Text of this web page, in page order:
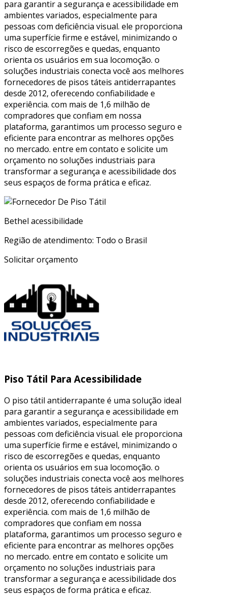
para garantir a segurança e acessibilidade em
ambientes variados, especialmente para
pessoas com deficiência visual. ele proporciona
uma superfície firme e estável, minimizando o
risco de escorregões e quedas, enquanto
orienta os usuários em sua locomoção. o
soluções industriais conecta você aos melhores
fornecedores de pisos táteis antiderrapantes
desde 2012, oferecendo confiabilidade e
experiência. com mais de 1,6 milhão de
compradores que confiam em nossa
plataforma, garantimos um processo seguro e
eficiente para encontrar as melhores opções
no mercado. entre em contato e solicite um
orçamento no soluções industriais para
transformar a segurança e acessibilidade dos
seus espaços de forma prática e eficaz.
Bethel acessibilidade
Região de atendimento: Todo o Brasil
Solicitar orçamento
Piso Tátil Para Acessibilidade
O piso tátil antiderrapante é uma solução ideal
para garantir a segurança e acessibilidade em
ambientes variados, especialmente para
pessoas com deficiência visual. ele proporciona
uma superfície firme e estável, minimizando o
risco de escorregões e quedas, enquanto
orienta os usuários em sua locomoção. o
soluções industriais conecta você aos melhores
fornecedores de pisos táteis antiderrapantes
desde 2012, oferecendo confiabilidade e
experiência. com mais de 1,6 milhão de
compradores que confiam em nossa
plataforma, garantimos um processo seguro e
eficiente para encontrar as melhores opções
no mercado. entre em contato e solicite um
orçamento no soluções industriais para
transformar a segurança e acessibilidade dos
seus espaços de forma prática e eficaz.